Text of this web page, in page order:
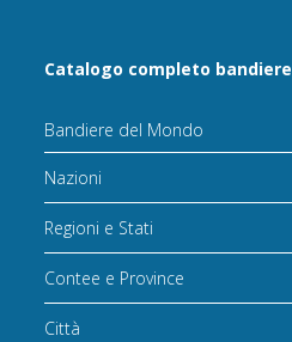
Catalogo completo bandiere
Bandiere del Mondo
Nazioni
Regioni e Stati
Contee e Province
Città